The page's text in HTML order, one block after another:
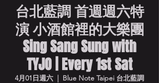
台北藍調 首週週六特
演 小酒館裡的大樂團
Sing Sang Sung with
TYJO | Every 1st Sat
4月01日週六
  |
Blue Note Taipei 台北藍調